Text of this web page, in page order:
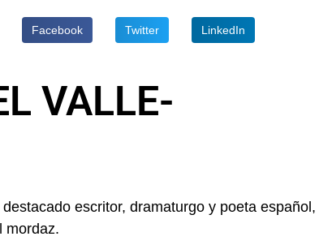
Facebook Twitter LinkedIn
VALLE-
escritor, dramaturgo y poeta español,
mordaz.